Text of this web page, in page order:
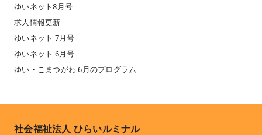
ゆいネット8月号
求人情報更新
ゆいネット 7月号
ゆいネット 6月号
ゆい・こまつがわ 6月のプログラム
社会福祉法人 ひらいルミナル